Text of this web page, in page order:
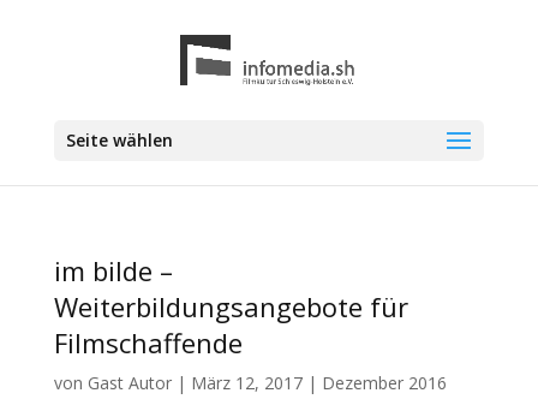
Seite wählen
im bilde –
Weiterbildungsangebote für
Filmschaffende
von Gast Autor| März 12, 2017| Dezember 2016